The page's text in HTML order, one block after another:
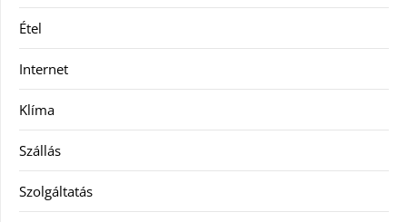
Étel
Internet
Klíma
Szállás
Szolgáltatás